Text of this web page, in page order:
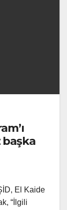
başka
El Kaide
“İlgili